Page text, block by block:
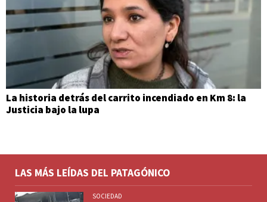
La historia detrás del carrito incendiado en Km 8: la
Justicia bajo la lupa
LAS MÁS LEÍDAS DEL PATAGÓNICO
SOCIEDAD